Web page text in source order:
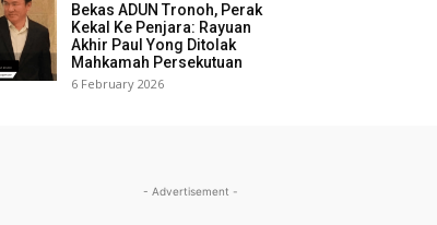
Bekas ADUN Tronoh, Perak
Kekal Ke Penjara: Rayuan
Akhir Paul Yong Ditolak
Mahkamah Persekutuan
6 February 2026
- Advertisement -